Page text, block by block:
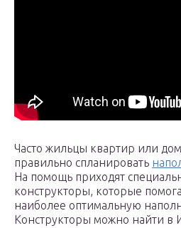
Часто жильцы квартир или
правильно спланировать
На помощь приходят
конструкторы, которые
наиболее оптимальную
Конструкторы можно найти в